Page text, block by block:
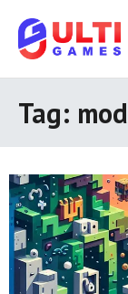
content
Tag: